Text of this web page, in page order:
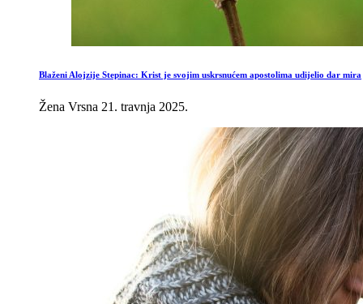
Blaženi Alojzije Stepinac: Krist je svojim uskrsnućem apostolima udijelio dar mira
Žena Vrsna 21. travnja 2025.